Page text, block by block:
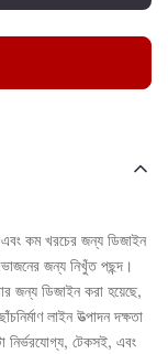
এবং কম খরচের জন্য ডিজাইন
জন্য নিখুঁত পছন্দ।
জন্য ডিজাইন করা হয়েছে,
লাইন উত্পাদন দক্ষতা
নির্ভরযোগ্য, টেকসই, এবং